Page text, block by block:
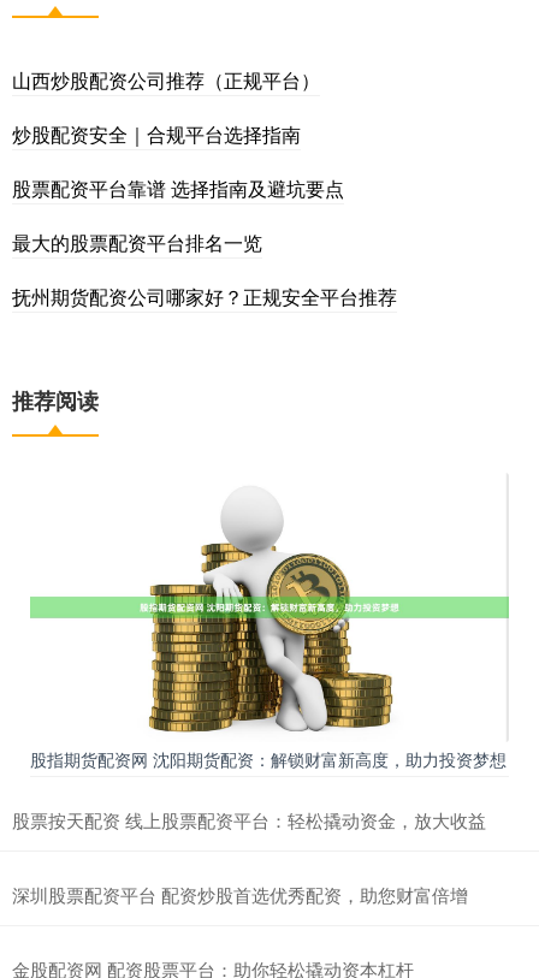
山西炒股配资公司推荐（正规平台）
炒股配资安全｜合规平台选择指南
股票配资平台靠谱 选择指南及避坑要点
最大的股票配资平台排名一览
抚州期货配资公司哪家好？正规安全平台推荐
推荐阅读
股指期货配资网 沈阳期货配资：解锁财富新高度，助力投资梦想
股票按天配资 线上股票配资平台：轻松撬动资金，放大收益
深圳股票配资平台 配资炒股首选优秀配资，助您财富倍增
金股配资网 配资股票平台：助你轻松撬动资本杠杆